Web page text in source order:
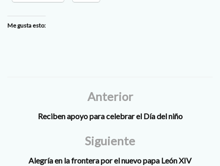
Me gusta esto:
Anterior
Reciben apoyo para celebrar el Día del niño
Siguiente
Alegría en la frontera por el nuevo papa León XIV